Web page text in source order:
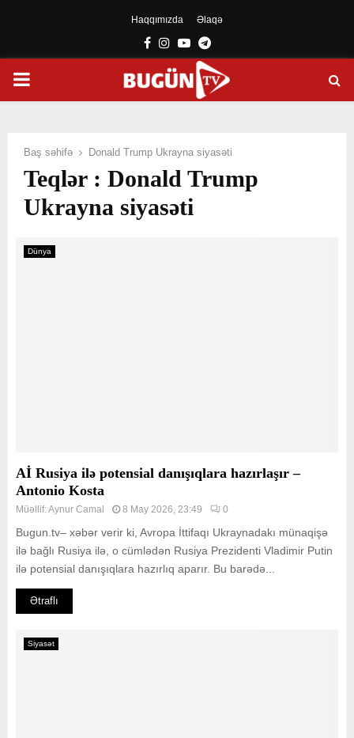
Haqqımızda Əlaqə
Facebook
Instagram
YoutubeTelegram
PRIMARY
Baş səhifə Donald Trump Ukrayna siyasəti
Teqlər : Donald Trump
Ukrayna siyasəti
Dünya
Aİ Rusiya ilə potensial danışıqlara hazırlaşır –
Antonio Kosta
Müəllif:Aynur Camal 8 May 2026, 23:49 0
Bugun.tv– xəbər verir ki, Avropa İttifaqı Ukraynadakı münaqişə
ilə bağlı Rusiya ilə, o cümlədən Rusiya Prezidenti Vladimir Putin
ilə potensial danışıqlara hazırlıq aparır. Bu barədə...
Ətraflı
Siyasət